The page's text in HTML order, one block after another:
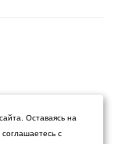
Оставаясь на
с